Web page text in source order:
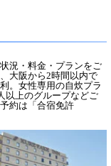
況・料金・プランをご
大阪から2時間以内で
。女性専用の自炊プラ
以上のグループなどご
約は「合宿免許